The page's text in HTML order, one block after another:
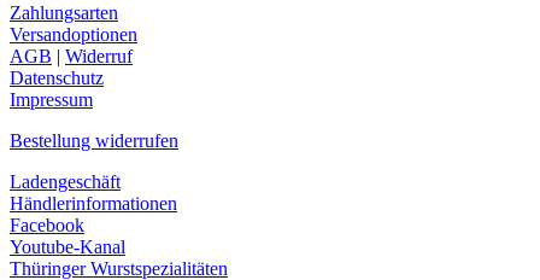
Zahlungsarten
Versandoptionen
AGB | Widerruf
Datenschutz
Impressum
Bestellung widerrufen
Ladengeschäft
Händlerinformationen
Facebook
Youtube-Kanal
Thüringer Wurstspezialitäten